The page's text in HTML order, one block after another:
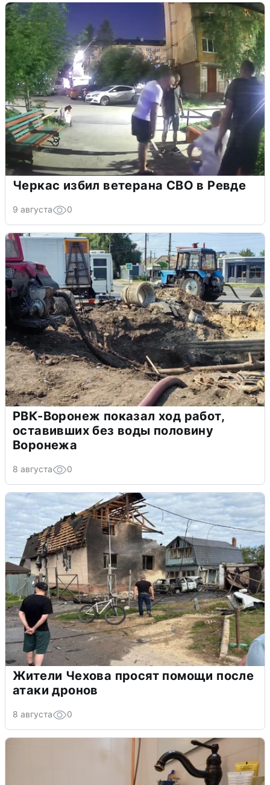
Черкас избил ветерана СВО в Ревде
9 августа 0
РВК-Воронеж показал ход работ,
оставивших без воды половину
Воронежа
8 августа 0
Жители Чехова просят помощи после
атаки дронов
8 августа 0